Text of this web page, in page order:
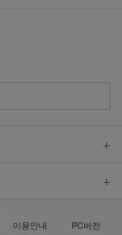
이용안내 PC버전